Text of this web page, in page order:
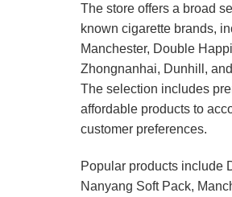
The store offers a broad
known cigarette brands,
Manchester, Double
Zhongnanhai, Dunhill,
The selection includes
affordable products to
customer preferences.
Popular products include
Nanyang Soft Pack,